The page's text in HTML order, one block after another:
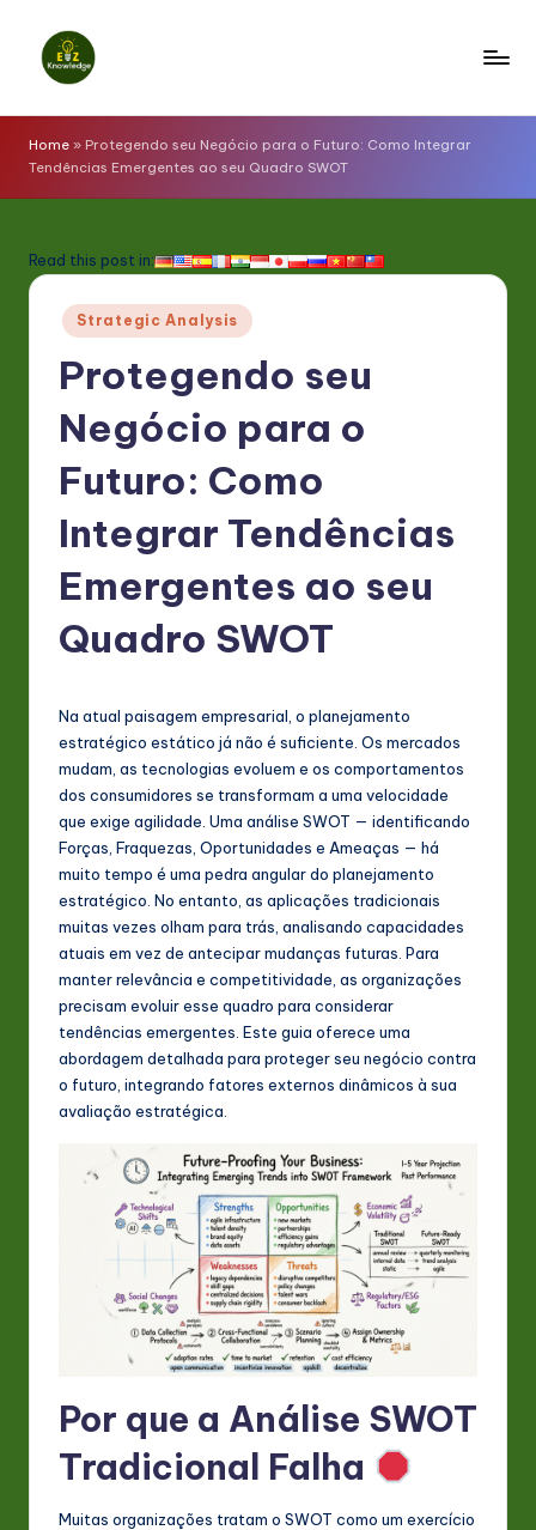
z
K
o
w
rt
L
ft
w
Home » Protegendo seu Negócio para o Futuro: Como Integrar
Tendências Emergentes ao seu Quadro SWOT
Read this post in:
Posted
in
Strategic Analysis
Protegendo seu
Negócio para o
Futuro: Como
Integrar Tendências
Emergentes ao seu
Quadro SWOT
Na atual paisagem empresarial, o planejamento
estratégico estático já não é suficiente. Os mercados
mudam, as tecnologias evoluem e os comportamentos
dos consumidores se transformam a uma velocidade
que exige agilidade. Uma análise SWOT — identificando
Forças, Fraquezas, Oportunidades e Ameaças — há
muito tempo é uma pedra angular do planejamento
estratégico. No entanto, as aplicações tradicionais
muitas vezes olham para trás, analisando capacidades
atuais em vez de antecipar mudanças futuras. Para
manter relevância e competitividade, as organizações
precisam evoluir esse quadro para considerar
tendências emergentes. Este guia oferece uma
abordagem detalhada para proteger seu negócio contra
o futuro, integrando fatores externos dinâmicos à sua
avaliação estratégica.
Por que a Análise SWOT
Tradicional Falha
Muitas organizações tratam o SWOT como um exercício